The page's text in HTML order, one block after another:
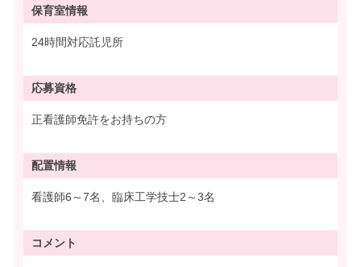
保育室情報
24時間対応託児所
応募資格
正看護師免許をお持ちの方
配置情報
看護師6～7名、臨床工学技士2～3名
コメント